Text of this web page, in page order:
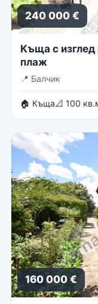
240 000 €
Къща с изглед
плаж
📍 Балчик
🏠 Къща📐 100
160 000 €